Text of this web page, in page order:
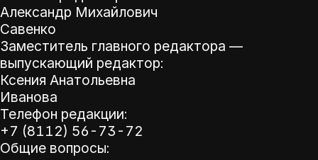
Александр Михайлович
Савенко
Заместитель главного редактора —
выпускающий редактор:
Ксения Анатольевна
Иванова
Телефон редакции:
+7 (8112) 56-73-72
Общие вопросы: